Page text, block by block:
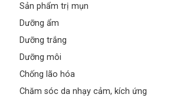
Sản phẩm trị mụn
Dưỡng ẩm
Dưỡng trắng
Dưỡng môi
Chống lão hóa
Chăm sóc da nhạy cảm, kích ứng